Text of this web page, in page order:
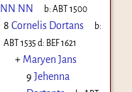
NN NN b:ABT 1500
8 Cornelis Dortans
b:
ABT 1535 d: BEF 1621
+ Maryen Jans
9 Jehenna